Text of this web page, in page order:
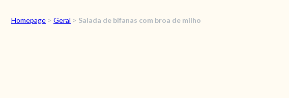
Homepage > Geral > Salada de bifanas com broa de milho